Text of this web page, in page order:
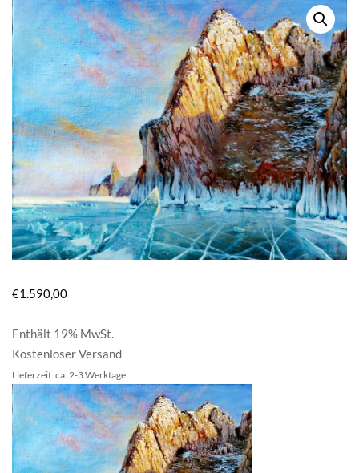
€1.590,00
Enthält 19% MwSt.
Kostenloser Versand
Lieferzeit: ca. 2-3 Werktage